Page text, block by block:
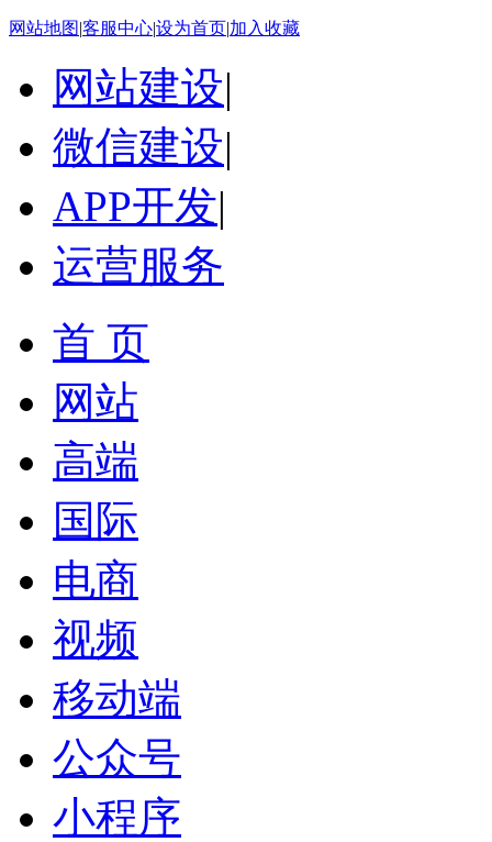
网站地图|客服中心|设为首页|加入收藏
网站建设|
微信建设|
APP开发|
运营服务
首 页
网站
高端
国际
电商
视频
移动端
公众号
小程序